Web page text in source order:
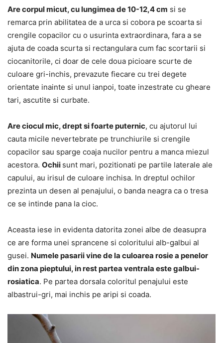
Are corpul micut, cu lungimea de 10-12,4 cm si se
remarca prin abilitatea de a urca si cobora pe scoarta si
crengile copacilor cu o usurinta extraordinara, fara a se
ajuta de coada scurta si rectangulara cum fac scortarii si
ciocanitorile, ci doar de cele doua picioare scurte de
culoare gri-inchis, prevazute fiecare cu trei degete
orientate inainte si unul ianpoi, toate inzestrate cu gheare
tari, ascutite si curbate.
Are ciocul mic, drept si foarte puternic, cu ajutorul lui
cauta micile nevertebrate pe trunchiurile si crengile
copacilor sau sparge coaja nucilor pentru a manca miezul
acestora. Ochii sunt mari, pozitionati pe partile laterale ale
capului, au irisul de culoare inchisa. In dreptul ochilor
prezinta un desen al penajului, o banda neagra ca o tresa
ce se intinde pana la cioc.
Aceasta iese in evidenta datorita zonei albe de deasupra
ce are forma unei sprancene si coloritului alb-galbui al
gusei. Numele pasarii vine de la culoarea rosie a penelor
din zona pieptului, in rest partea ventrala este galbui-
rosiatica. Pe partea dorsala coloritul penajului este
albastrui-gri, mai inchis pe aripi si coada.